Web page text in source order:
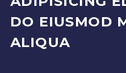
DO EIUSMOD
ALIQUA